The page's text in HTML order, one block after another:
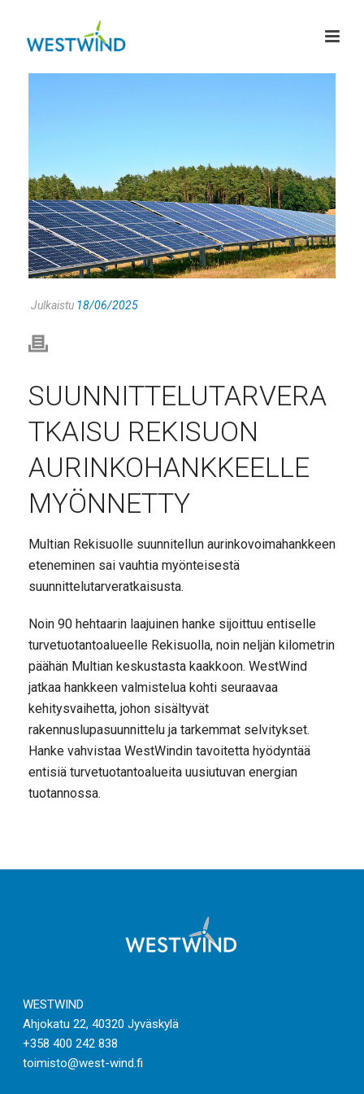
Julkaistu 18/06/2025
SUUNNITTELUTARVERA
TKAISU REKISUON
AURINKOHANKKEELLE
MYÖNNETTY
Multian Rekisuolle suunnitellun aurinkovoimahankkeen
eteneminen sai vauhtia myönteisestä
suunnittelutarveratkaisusta.
Noin 90 hehtaarin laajuinen hanke sijoittuu entiselle
turvetuotantoalueelle Rekisuolla, noin neljän kilometrin
päähän Multian keskustasta kaakkoon. WestWind
jatkaa hankkeen valmistelua kohti seuraavaa
kehitysvaihetta, johon sisältyvät
rakennuslupasuunnittelu ja tarkemmat selvitykset.
Hanke vahvistaa WestWindin tavoitetta hyödyntää
entisiä turvetuotantoalueita uusiutuvan energian
tuotannossa.
WESTWIND
Ahjokatu 22, 40320 Jyväskylä
+358 400 242 838
toimisto@west-wind.fi